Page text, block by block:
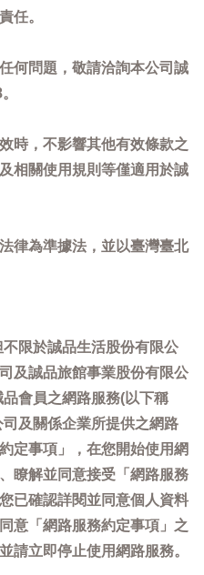
任。
何問題，敬請洽詢本公司誠
時，不影響其他有效條款之
相關使用規則等僅適用於誠
律為準據法，並以臺灣臺北
限於誠品生活股份有限公
及誠品旅館事業股份有限公
會員之網路服務(以下稱
司及關係企業所提供之網路
定事項」，在您開始使用網
瞭解並同意接受「網路服務
已確認詳閱並同意個人資料
意「網路服務約定事項」之
請立即停止使用網路服務。